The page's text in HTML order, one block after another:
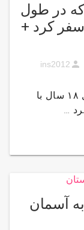
ساله‌ای که در طول
به ۷ دریا سفر کرد +
person
ins2012
ماجرای کوهنورد ۷۸ ساله‌ای که در طول ۱۸ سال با
آسمان